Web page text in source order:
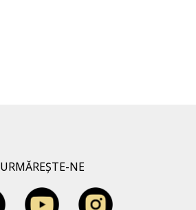
URMĂREȘTE-NE